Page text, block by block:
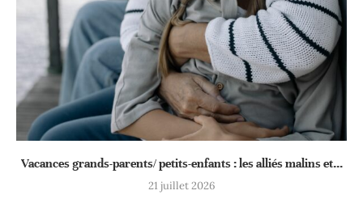
Vacances grands-parents/ petits-enfants : les alliés malins et...
21 juillet 2026